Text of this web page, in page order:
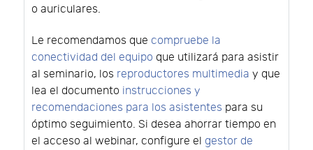
o auriculares.
Le recomendamos que compruebe la
conectividad del equipo que utilizará para asistir
al seminario, los reproductores multimedia y que
lea el documento instrucciones y
recomendaciones para los asistentes para su
óptimo seguimiento. Si desea ahorrar tiempo en
el acceso al webinar, configure el gestor de